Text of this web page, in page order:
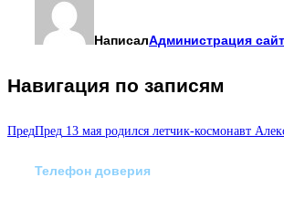
НаписалАдминистрация
Навигация по записям
ПредПред 13 мая родился летчик-космонавт
Телефон доверия